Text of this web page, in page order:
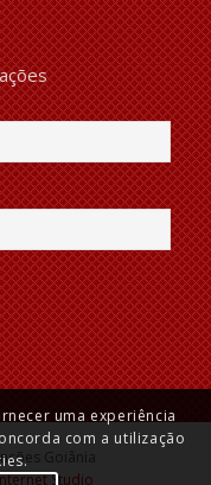
Goiânia
Studio
uma experiência
com a utilização